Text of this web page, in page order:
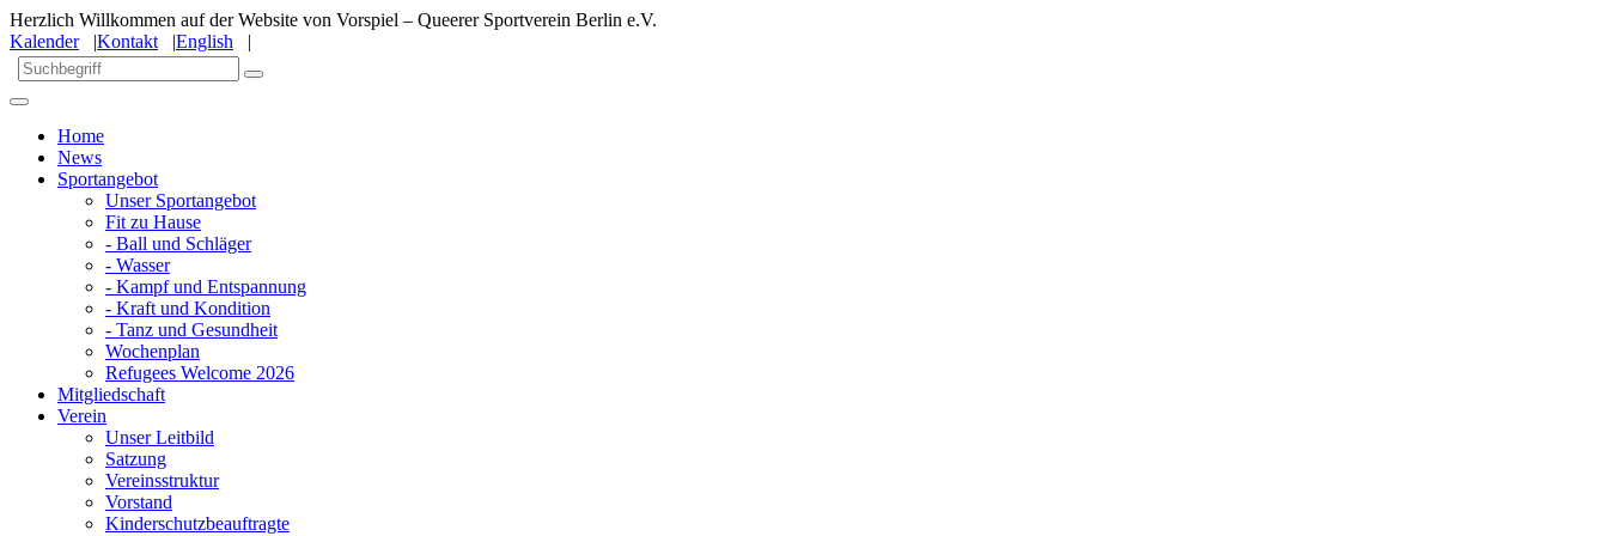
Herzlich Willkommen auf der Website von Vorspiel – Queerer Sportverein Berlin e.V.
Kalender|Kontakt |English |
Home
News
Sportangebot
Unser Sportangebot
Fit zu Hause
- Ball und Schläger
- Wasser
- Kampf und Entspannung
- Kraft und Kondition
- Tanz und Gesundheit
Wochenplan
Refugees Welcome 2026
Mitgliedschaft
Verein
Unser Leitbild
Satzung
Vereinsstruktur
Vorstand
Kinderschutzbeauftragte